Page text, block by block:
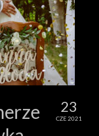
23
CZE 2021